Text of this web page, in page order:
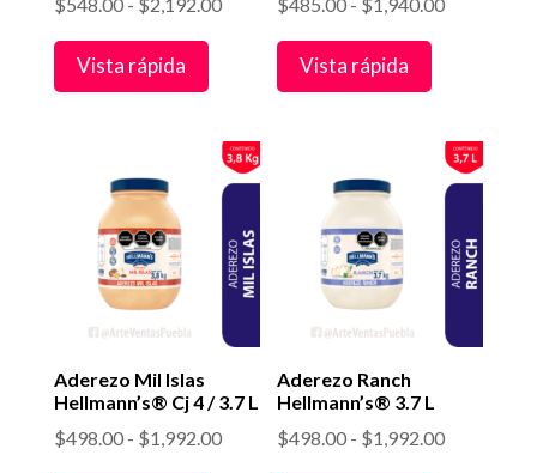
$548.00 - $2,192.00
hasta
$2,192.00
Vista rápida
$485.00 - $1,940.00
hasta
$1,940.00
Vista rápida
Aderezo Mil Islas
Hellmann’s® Cj 4 / 3.7 L
$498.00 - $1,992.00Rango
Aderezo Ranch
Hellmann’s® 3.7 L
$498.00 - $1,992.00Rango